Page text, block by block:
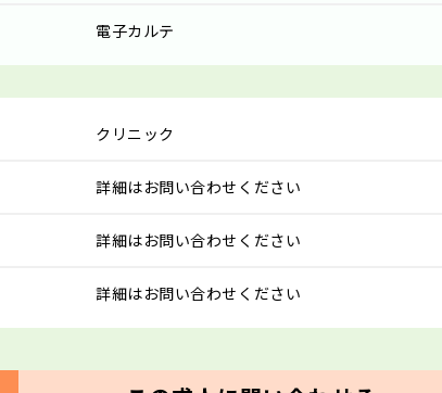
電子カルテ
クリニック
詳細はお問い合わせください
詳細はお問い合わせください
詳細はお問い合わせください